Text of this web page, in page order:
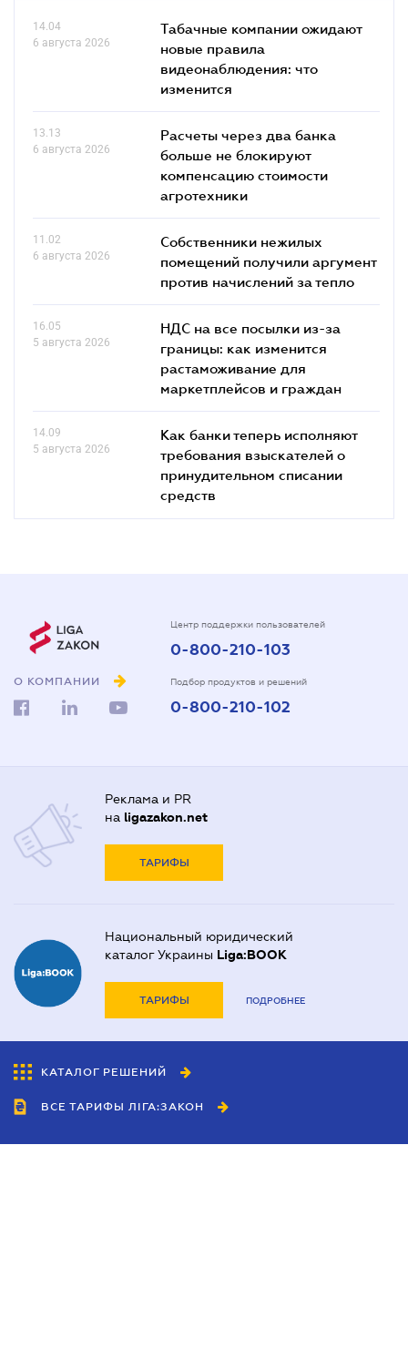
14.04
6 августа 2026
Табачные компании ожидают
новые правила
видеонаблюдения: что
изменится
13.13
6 августа 2026
Расчеты через два банка
больше не блокируют
компенсацию стоимости
агротехники
11.02
6 августа 2026
Собственники нежилых
помещений получили аргумент
против начислений за тепло
16.05
5 августа 2026
НДС на все посылки из-за
границы: как изменится
растаможивание для
маркетплейсов и граждан
14.09
5 августа 2026
Как банки теперь исполняют
требования взыскателей о
принудительном списании
средств
О КОМПАНИИ
Центр поддержки пользователей
0-800-210-103
Подбор продуктов и решений
0-800-210-102
Реклама и PR
на ligazakon.net
ТАРИФЫ
Национальный юридический
каталог Украины Liga:BOOK
ТАРИФЫ ПОДРОБНЕЕ
КАТАЛОГ РЕШЕНИЙ
ВСЕ ТАРИФЫ ЛІГА:ЗАКОН